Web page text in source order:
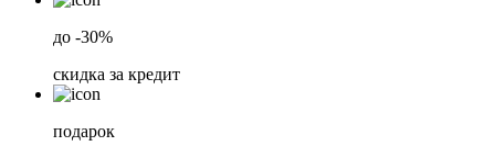
до -30%
скидка за кредит
подарок